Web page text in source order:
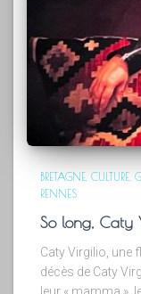
BRETAGNE CULTURE
RENNES
So long, Caty
Caty Virgilio, une
décès de Caty